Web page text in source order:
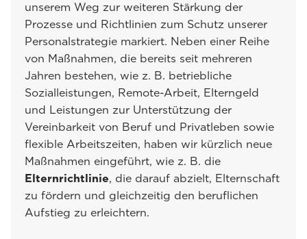
unserem Weg zur weiteren Stärkung der
Prozesse und Richtlinien zum Schutz unserer
Personalstrategie markiert. Neben einer Reihe
von Maßnahmen, die bereits seit mehreren
Jahren bestehen, wie z. B. betriebliche
Sozialleistungen, Remote-Arbeit, Elterngeld
und Leistungen zur Unterstützung der
Vereinbarkeit von Beruf und Privatleben sowie
flexible Arbeitszeiten, haben wir kürzlich neue
Maßnahmen eingeführt, wie z. B. die
Elternrichtlinie, die darauf abzielt, Elternschaft
zu fördern und gleichzeitig den beruflichen
Aufstieg zu erleichtern.